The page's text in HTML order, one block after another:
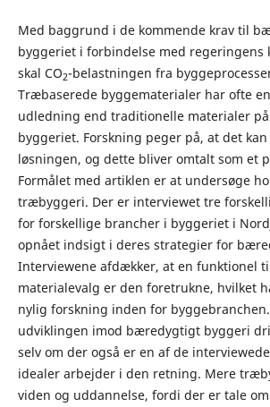
Med baggrund i de kommende krav til
byggeriet i forbindelse med regeringens
skal CO2-belastningen fra
Træbaserede byggematerialer har ofte
udledning end traditionelle materialer
byggeriet. Forskning peger på, at det
løsningen, og dette bliver omtalt som et
Formålet med artiklen er at undersøge
træbyggeri. Der er interviewet tre
for forskellige brancher i byggeriet i
opnået indsigt i deres strategier for
Interviewene afdækker, at en funktionel
materialevalg er den foretrukne, hvilket
nylig forskning inden for
udviklingen imod bæredygtigt byggeri
selv om der også er en af de
idealer arbejder i den retning. Mere
viden og uddannelse, fordi der er tale